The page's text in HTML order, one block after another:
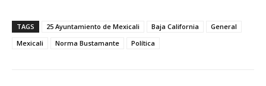
TAGS 25 Ayuntamiento de Mexicali Baja California
General
Mexicali
Norma Bustamante Política